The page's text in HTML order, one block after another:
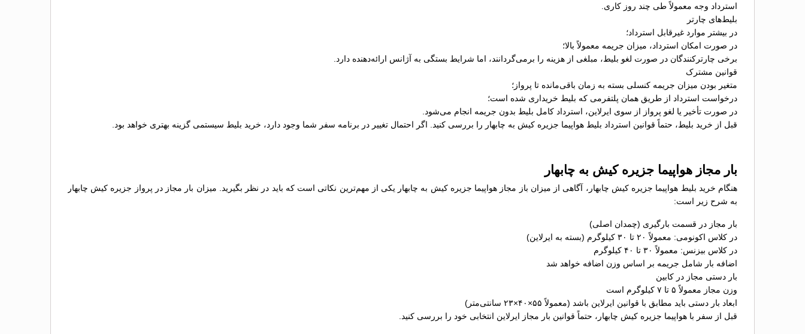
استرداد وجه معمولاً طی چند روز کاری.
بلیط‌های چارتر
در بیشتر موارد غیرقابل استرداد؛
در صورت امکان استرداد، میزان جریمه معمولاً بالا؛
برخی چارترکنندگان در صورت لغو بلیط، مبلغی از هزینه را برمی‌گردانند، اما شرایط بستگی به آژانس ارائه‌دهنده دارد.
قوانین مشترک
متغیر بودن میزان جریمه کنسلی بسته به زمان باقی‌مانده تا پرواز؛
درخواست استرداد از طریق همان پلتفرمی که بلیط خریداری شده است؛
در صورت تأخیر یا لغو پرواز از سوی ایرلاین، استرداد کامل بلیط بدون جریمه انجام می‌شود.
قبل از خرید بلیط، حتماً قوانین استرداد بلیط هواپیما جزیره کیش به چابهار را بررسی کنید. اگر احتمال تغییر در برنامه سفر شما وجود دارد، خرید بلیط سیستمی گزینه بهتری خواهد بود.
بار مجاز هواپیما جزیره کیش به چابهار
هنگام خرید بلیط هواپیما جزیره کیش چابهار، آگاهی از میزان باز مجاز هواپیما جزیره کیش به چابهار یکی از مهم‌ترین نکاتی است که باید در نظر بگیرید. میزان بار مجاز در پرواز جزیره کیش چابهار
به شرح زیر است:
بار مجاز در قسمت بارگیری (چمدان اصلی)
در کلاس اکونومی: معمولاً ۲۰ تا ۳۰ کیلوگرم (بسته به ایرلاین)
در کلاس بیزنس: معمولاً ۳۰ تا ۴۰ کیلوگرم
اضافه بار شامل جریمه بر اساس وزن اضافه خواهد شد
بار دستی مجاز در کابین
وزن مجاز معمولاً ۵ تا ۷ کیلوگرم است
ابعاد بار دستی باید مطابق با قوانین ایرلاین باشد (معمولاً ۵۵×۴۰×۲۳ سانتی‌متر)
قبل از سفر با هواپیما جزیره کیش چابهار، حتماً قوانین بار مجاز ایرلاین انتخابی خود را بررسی کنید.